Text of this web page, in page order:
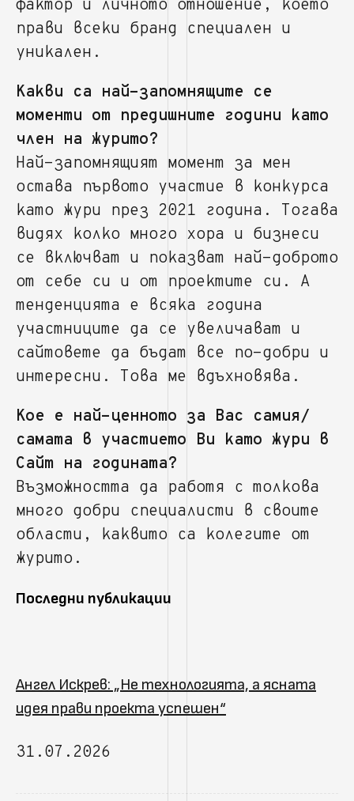
фактор и личното отношение, което
прави всеки бранд специален и
уникален.
Какви са най-запомнящите се
моменти от предишните години като
член на журито?
Най-запомнящият момент за мен
остава първото участие в конкурса
като жури през 2021 година. Тогава
видях колко много хора и бизнеси
се включват и показват най-доброто
от себе си и от проектите си. А
тенденцията е всяка година
участниците да се увеличават и
сайтовете да бъдат все по-добри и
интересни. Това ме вдъхновява.
Кое е най-ценното за Вас самия/
самата в участието Ви като жури в
Сайт на годината?
Възможността да работя с толкова
много добри специалисти в своите
области, каквито са колегите от
журито.
Последни публикации
Ангел Искрев: „Не технологията, а ясната
идея прави проекта успешен“
31.07.2026